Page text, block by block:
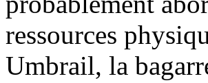
ressources
Umbrail, la